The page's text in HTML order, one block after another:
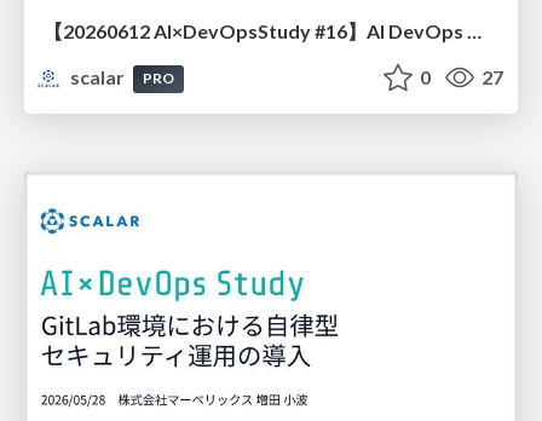
【20260612 AI×DevOpsStudy #16】AI DevOps の基盤を作ってみたら、設計は人間の仕事だとわかった話
scalar
PRO 0 27